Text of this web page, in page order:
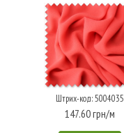
Штрих-код: 5004035
147.60 грн/м